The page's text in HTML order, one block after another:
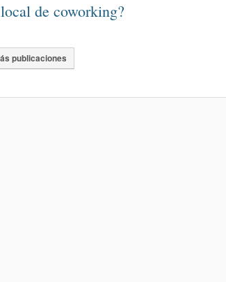
de coworking?
publicaciones